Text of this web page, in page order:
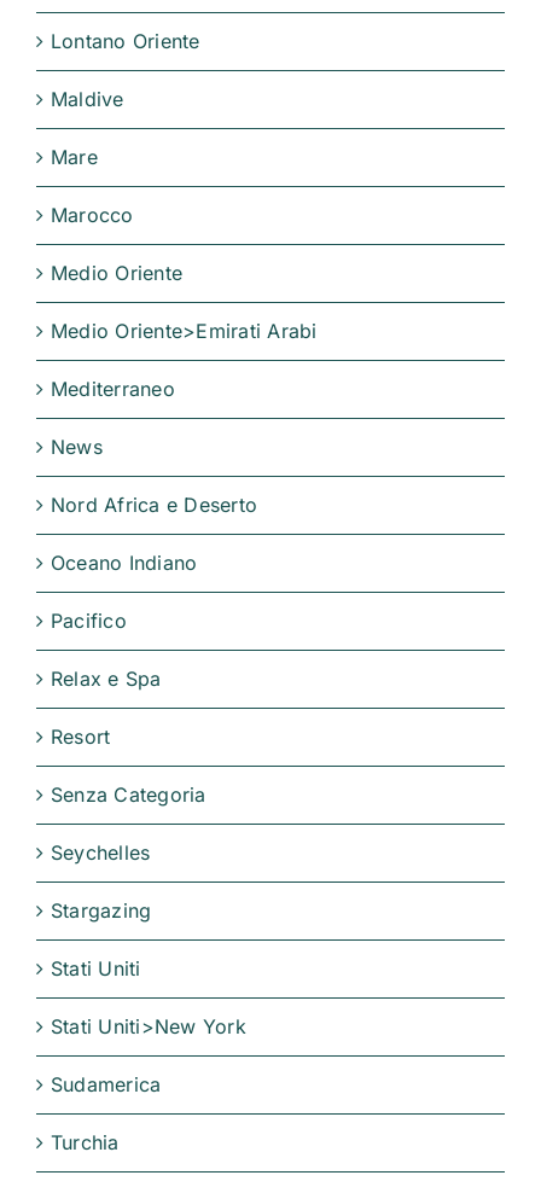
Lontano Oriente
Maldive
Mare
Marocco
Medio Oriente
Medio Oriente>Emirati Arabi
Mediterraneo
News
Nord Africa e Deserto
Oceano Indiano
Pacifico
Relax e Spa
Resort
Senza Categoria
Seychelles
Stargazing
Stati Uniti
Stati Uniti>New York
Sudamerica
Turchia